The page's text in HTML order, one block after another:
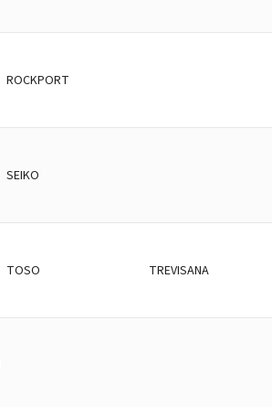
ROCKPORT
SEIKO
TOSO TREVISANA